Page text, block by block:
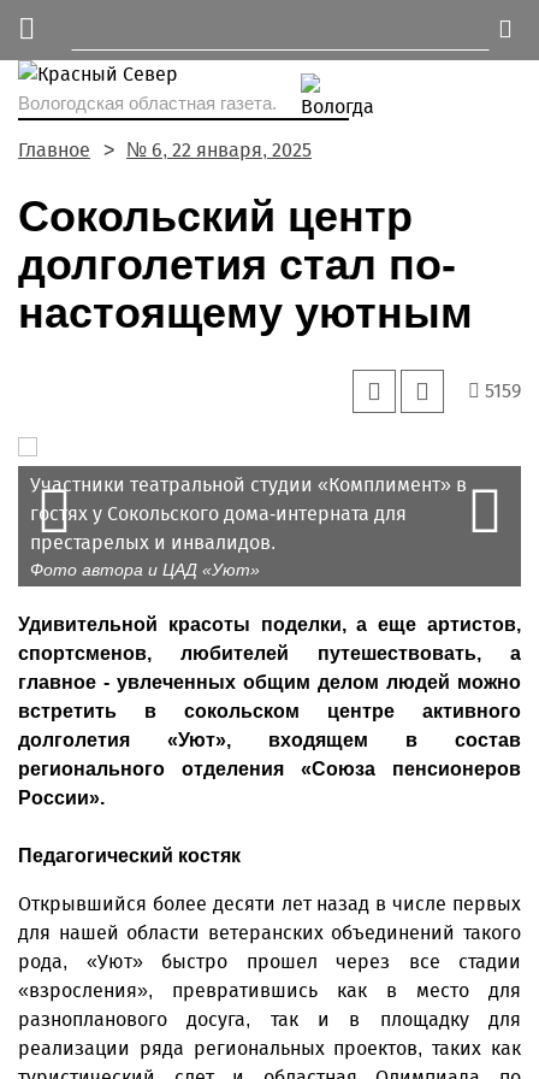
Вологодская областная газета.
Главное № 6, 22 января, 2025
Сокольский центр
долголетия стал по-
настоящему уютным
5159
Prev
Участники театральной студии «Комплимент» в
гостях у Сокольского дома-интерната для
престарелых и инвалидов.
Фото автора и ЦАД «Уют»
Коллективная работа кружка «Оригами».
Удивительной красоты поделки, а еще артистов,
спортсменов, любителей путешествовать, а
главное - увлеченных общим делом людей можно
встретить в сокольском центре активного
долголетия «Уют», входящем в состав
регионального отделения «Союза пенсионеров
России».
Педагогический костяк
Открывшийся более десяти лет назад в числе первых
для нашей области ветеранских объединений такого
рода, «Уют» быстро прошел через все стадии
«взросления», превратившись как в место для
разнопланового досуга, так и в площадку для
реализации ряда региональных проектов, таких как